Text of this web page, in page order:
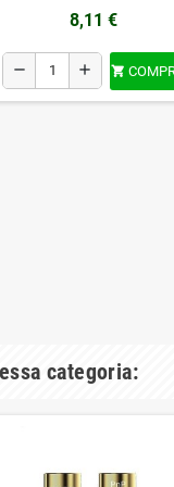
8,11 €
remove add 
categoria: